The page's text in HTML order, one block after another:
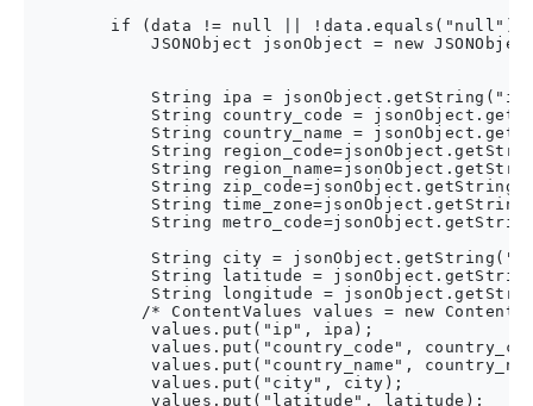
if (data != null || !data.equals("null"))
JSONObject jsonObject = new
String ipa =
String country_code =
String country_name =
String
String
String
String
String
String city =
String latitude =
String longitude =
/* ContentValues values = new
            values.put("ip", ipa);
values.put("country_code",
values.put("country_name",
            values.put("city", city);
            values.put("latitude", latitude);